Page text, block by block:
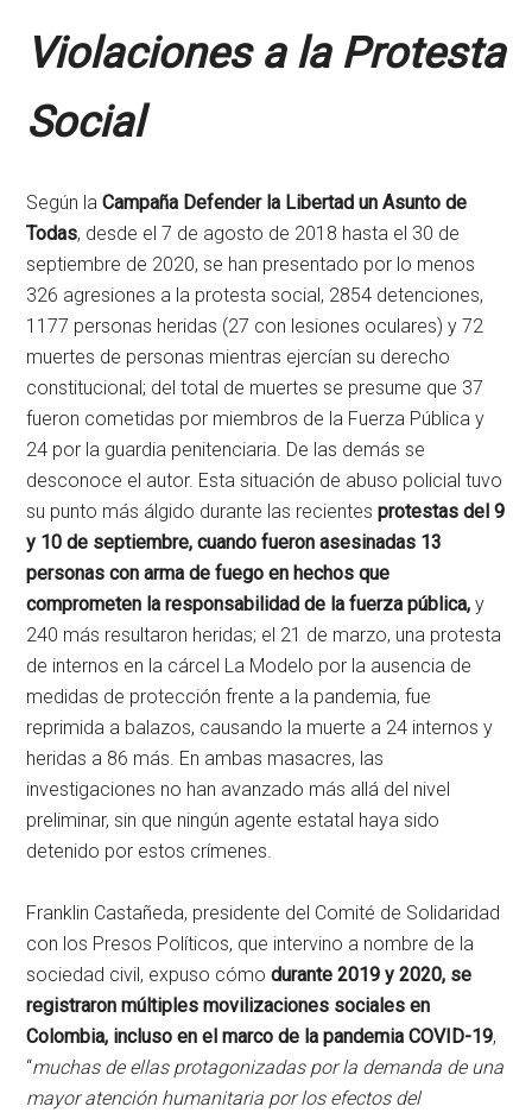
Violaciones a la Protesta
Social
Según laCampaña Defender la Libertad un Asunto de
Todas, desde el 7 de agosto de 2018 hasta el 30 de
septiembre de 2020, se han presentado por lo menos
326 agresiones a la protesta social, 2854 detenciones,
1177 personas heridas (27 con lesiones oculares) y 72
muertes de personas mientras ejercían su derecho
constitucional; del total de muertes se presume que 37
fueron cometidas por miembros de la Fuerza Pública y
24 por la guardia penitenciaria. De las demás se
desconoce el autor. Esta situación de abuso policial tuvo
su punto más álgido durante las recientes protestas del 9
y 10 de septiembre, cuando fueron asesinadas 13
personas con arma de fuego en hechos que
comprometen la responsabilidad de la fuerza pública, y
240 más resultaron heridas; el 21 de marzo, una protesta
de internos en la cárcel La Modelo por la ausencia de
medidas de protección frente a la pandemia, fue
reprimida a balazos, causando la muerte a 24 internos y
heridas a 86 más. En ambas masacres, las
investigaciones no han avanzado más allá del nivel
preliminar, sin que ningún agente estatal haya sido
detenido por estos crímenes.
Franklin Castañeda, presidente del Comité de Solidaridad
con los Presos Políticos, que intervino a nombre de la
sociedad civil, expuso cómodurante 2019 y 2020, se
registraron múltiples movilizaciones sociales en
Colombia, incluso en el marco de la pandemia COVID-19,
“muchas de ellas protagonizadas por la demanda de una
mayor atención humanitaria por los efectos del